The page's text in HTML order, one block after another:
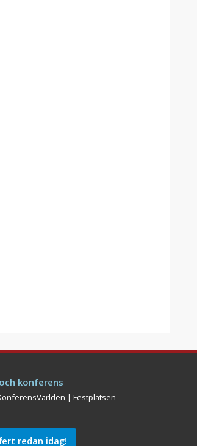
konferens
|Festplatsen
redan idag!